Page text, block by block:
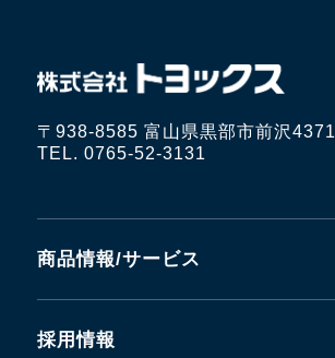
〒938-8585 富山県黒部市前沢4371
TEL. 0765-52-3131
商品情報/サービス
採用情報